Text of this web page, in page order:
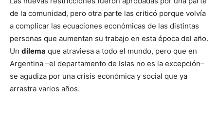
de la comunidad, pero otra parte las criticó porque volvía
a complicar las ecuaciones económicas de las distintas
personas que aumentan su trabajo en esta época del año.
Un dilema que atraviesa a todo el mundo, pero que en
Argentina –el departamento de Islas no es la excepción–
se agudiza por una crisis económica y social que ya
arrastra varios años.